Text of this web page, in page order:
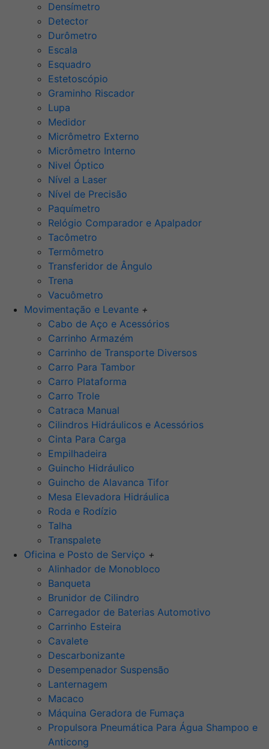
Densímetro
Detector
Durômetro
Escala
Esquadro
Estetoscópio
Graminho Riscador
Lupa
Medidor
Micrômetro Externo
Micrômetro Interno
Nivel Óptico
Nível a Laser
Nível de Precisão
Paquímetro
Relógio Comparador e Apalpador
Tacômetro
Termômetro
Transferidor de Ângulo
Trena
Vacuômetro
Movimentação e Levante +
Cabo de Aço e Acessórios
Carrinho Armazém
Carrinho de Transporte Diversos
Carro Para Tambor
Carro Plataforma
Carro Trole
Catraca Manual
Cilindros Hidráulicos e Acessórios
Cinta Para Carga
Empilhadeira
Guincho Hidráulico
Guincho de Alavanca Tifor
Mesa Elevadora Hidráulica
Roda e Rodízio
Talha
Transpalete
Oficina e Posto de Serviço +
Alinhador de Monobloco
Banqueta
Brunidor de Cilindro
Carregador de Baterias Automotivo
Carrinho Esteira
Cavalete
Descarbonizante
Desempenador Suspensão
Lanternagem
Macaco
Máquina Geradora de Fumaça
Propulsora Pneumática Para Água Shampoo e
Anticong